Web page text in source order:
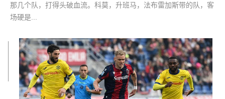
那几个队，打得头破血流。科莫，升班马，法布雷加斯带的队，客
场硬是...